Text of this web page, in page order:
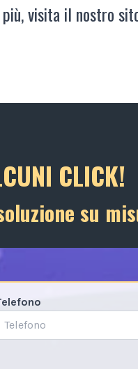
visita il nostro
CLICK!
su